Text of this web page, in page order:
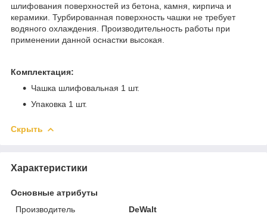
шлифования поверхностей из бетона, камня, кирпича и
керамики. Турбированная поверхность чашки не требует
водяного охлаждения. Производительность работы при
применении данной оснастки высокая.
Комплектация:
Чашка шлифовальная 1 шт.
Упаковка 1 шт.
Скрыть
Характеристики
Основные атрибуты
Производитель
DeWalt